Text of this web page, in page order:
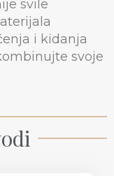
svile
i kidanja
svoje